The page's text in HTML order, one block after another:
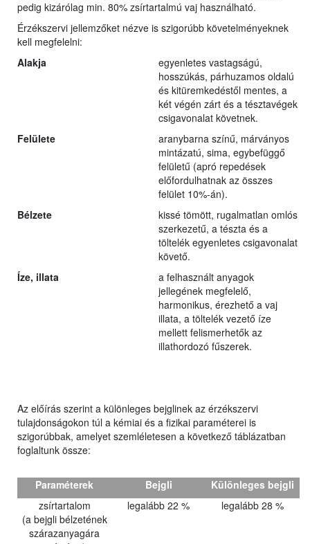
pedig kizárólag min. 80% zsírtartalmú vaj használható.
Érzékszervi jellemzőket nézve is szigorúbb követelményeknek
kell megfelelni:
Alakja
egyenletes vastagságú,
hosszúkás, párhuzamos oldalú
és kitüremkedéstől mentes, a
két végén zárt és a tésztavégek
csigavonalat követnek.
Felülete
aranybarna színű, márványos
mintázatú, sima, egybefüggő
felületű (apró repedések
előfordulhatnak az összes
felület 10%-án).
Bélzete
kissé tömött, rugalmatlan omlós
szerkezetű, a tészta és a
töltelék egyenletes csigavonalat
követő.
Íze, illata
a felhasznált anyagok
jellegének megfelelő,
harmonikus, érezhető a vaj
illata, a töltelék vezető íze
mellett felismerhetők az
illathordozó fűszerek.
Az előírás szerint a különleges bejglinek az érzékszervi
tulajdonságokon túl a kémiai és a fizikai paraméterei is
szigorúbbak, amelyet szemléletesen a következő táblázatban
foglaltunk össze:
Paraméterek Bejgli
Különleges bejgli
zsírtartalom
(a bejgli bélzetének
szárazanyagára
legalább 22 % legalább 28 %